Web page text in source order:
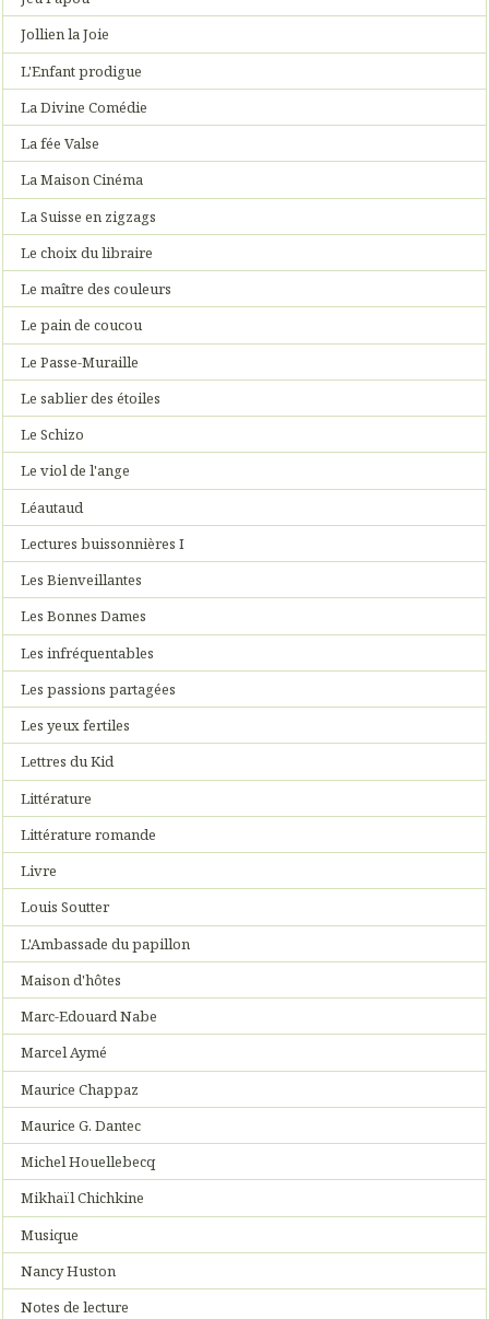
Jollien la Joie
L'Enfant prodigue
La Divine Comédie
La fée Valse
La Maison Cinéma
La Suisse en zigzags
Le choix du libraire
Le maître des couleurs
Le pain de coucou
Le Passe-Muraille
Le sablier des étoiles
Le Schizo
Le viol de l'ange
Léautaud
Lectures buissonnières I
Les Bienveillantes
Les Bonnes Dames
Les infréquentables
Les passions partagées
Les yeux fertiles
Lettres du Kid
Littérature
Littérature romande
Livre
Louis Soutter
L'Ambassade du papillon
Maison d'hôtes
Marc-Edouard Nabe
Marcel Aymé
Maurice Chappaz
Maurice G. Dantec
Michel Houellebecq
Mikhaïl Chichkine
Musique
Nancy Huston
Notes de lecture